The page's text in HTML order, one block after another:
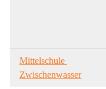
Mittelschule
Zwischenwasser